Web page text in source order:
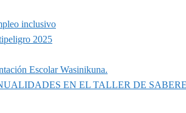
inclusivo
2025
Escolar Wasinikuna.
EN EL TALLER DE